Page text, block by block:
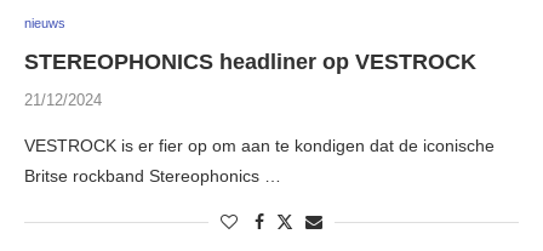
nieuws
STEREOPHONICS headliner op VESTROCK
21/12/2024
VESTROCK is er fier op om aan te kondigen dat de iconische
Britse rockband Stereophonics …